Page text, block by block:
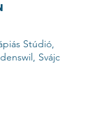
Stúdió,
Svájc